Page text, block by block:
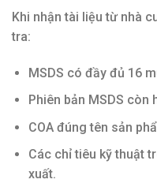
Khi nhận tài liệu từ nhà
tra:
MSDS có đầy đủ 16
Phiên bản MSDS
COA đúng tên sản
Các chỉ tiêu kỹ thuật
xuất.